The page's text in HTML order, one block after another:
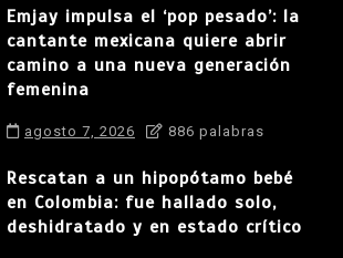
Emjay impulsa el ‘pop pesado’: la
cantante mexicana quiere abrir
camino a una nueva generación
femenina
agosto 7, 2026 886 palabras
Rescatan a un hipopótamo bebé
en Colombia: fue hallado solo,
deshidratado y en estado crítico